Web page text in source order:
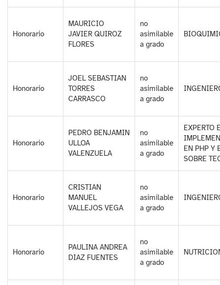
Honorario
MAURICIO
JAVIER QUIROZ
FLORES
no
asimilable
a grado
Honorario
JOEL SEBASTIAN
TORRES
CARRASCO
no
asimilable
a grado
Honorario
PEDRO BENJAMIN
ULLOA
VALENZUELA
no
asimilable
a grado
EXPERTO
EN PHP Y
SOBRE
Honorario
CRISTIAN
MANUEL
VALLEJOS VEGA
no
asimilable
a grado
Honorario
PAULINA ANDREA
DIAZ FUENTES
no
asimilable
a grado